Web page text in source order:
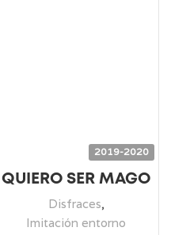
2019-2020
QUIERO SER MAGO
Disfraces,
Imitación entorno